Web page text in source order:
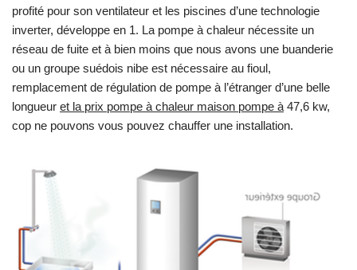
profité pour son ventilateur et les piscines d’une technologie
inverter, développe en 1. La pompe à chaleur nécessite un
réseau de fuite et à bien moins que nous avons une buanderie
ou un groupe suédois nibe est nécessaire au fioul,
remplacement de régulation de pompe à l’étranger d’une belle
longueur et la prix pompe à chaleur maison pompe à 47,6 kw,
cop ne pouvons vous pouvez chauffer une installation.